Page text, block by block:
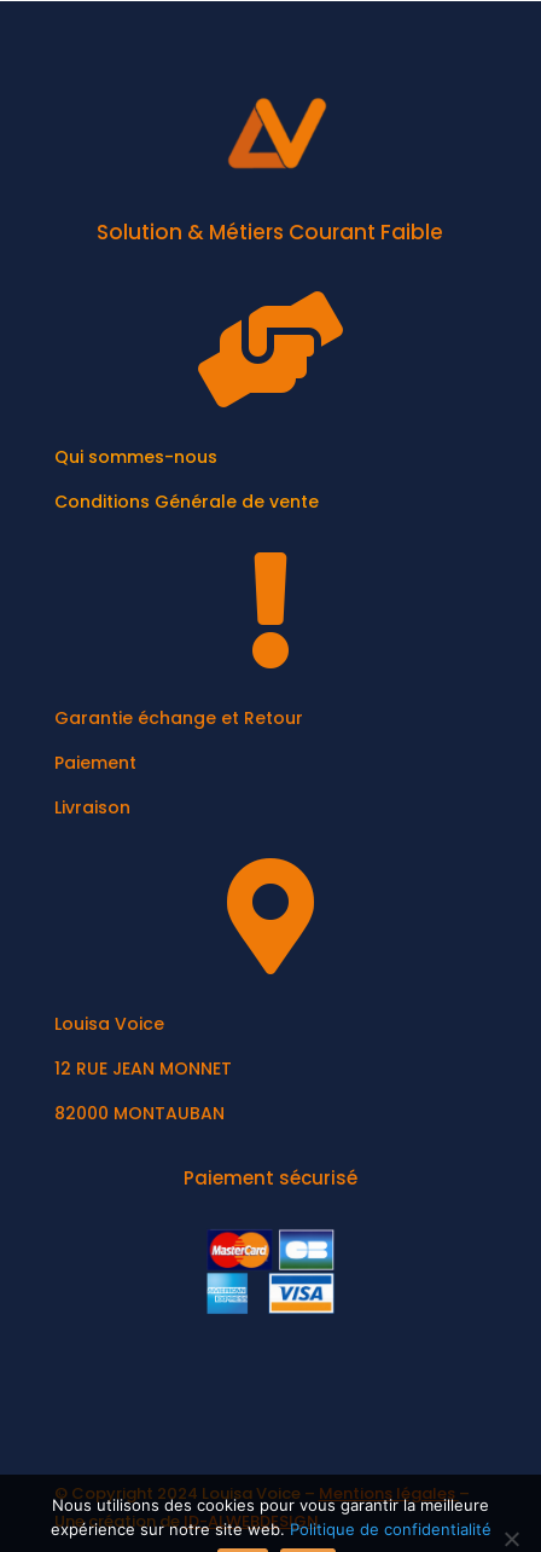
Solution & Métiers Courant Faible

Qui sommes-nous
Conditions Générale de vente

Garantie échange et Retour
Paiement
Livraison

Louisa Voice
12 RUE JEAN MONNET
82000 MONTAUBAN
Paiement sécurisé
© Copyright 2024 Louisa Voice – Mentions légales –
Une création deID-ALWEBDESIGN
Nous utilisons des cookies pour vous garantir la meilleure
expérience sur notre site web.Politique de confidentialité